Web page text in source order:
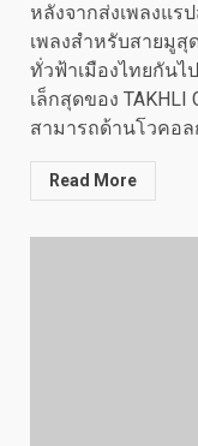
หลังจากส่งเพลงแร
เพลงสำหรับสายมูสุ
ทั่วฟ้าเมืองไทยกันไ
เล็กสุดของ TAKHLI
สามารถด้านโวคอล
Read More